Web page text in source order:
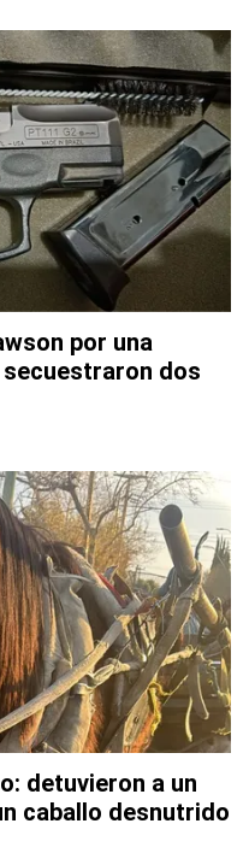
por una
secuestraron dos
detuvieron a un
caballo desnutrido